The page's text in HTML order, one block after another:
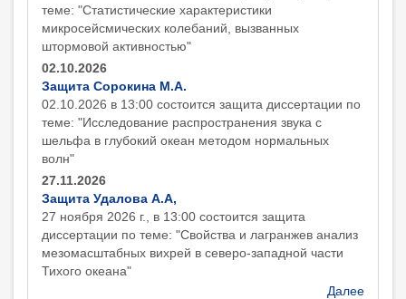
теме: "Статистические характеристики
микросейсмических колебаний, вызванных
штормовой активностью"
02.10.2026
Защита Сорокина М.А.
02.10.2026 в 13:00 состоится защита диcсертации по
теме: "Исследование распространения звука с
шельфа в глубокий океан методом нормальных
волн"
27.11.2026
Защита Удалова А.А,
27 ноября 2026 г., в 13:00 состоится защита
диcсертации по теме: "Свойства и лагранжев анализ
мезомасштабных вихрей в северо-западной части
Тихого океана"
Далее